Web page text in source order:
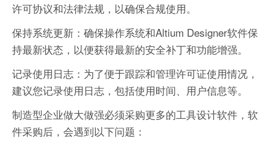
许可协议和法律法规，以确保合规使用。
保持系统更新：确保操作系统和Altium Designer软件保
持最新状态，以便获得最新的安全补丁和功能增强。
记录使用日志：为了便于跟踪和管理许可证使用情况，
建议您记录使用日志，包括使用时间、用户信息等。
制造型企业做大做强必须采购更多的工具设计软件，软
件采购后，会遇到以下问题：